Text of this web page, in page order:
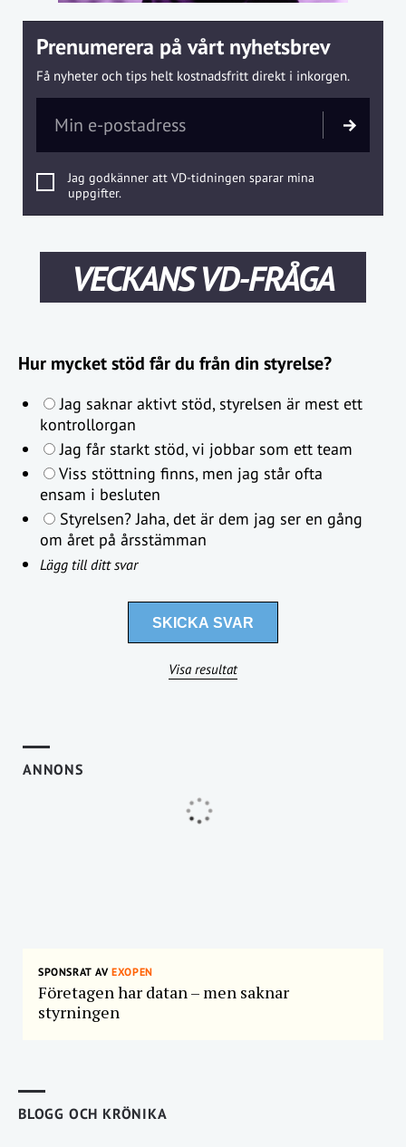
Prenumerera på vårt nyhetsbrev
Få nyheter och tips helt kostnadsfritt direkt i inkorgen.
Jag godkänner att VD-tidningen sparar mina
uppgifter.
VECKANS VD-FRÅGA
Hur mycket stöd får du från din styrelse?
Jag saknar aktivt stöd, styrelsen är mest ett
kontrollorgan
Jag får starkt stöd, vi jobbar som ett team
Viss stöttning finns, men jag står ofta
ensam i besluten
Styrelsen? Jaha, det är dem jag ser en gång
om året på årsstämman
Lägg till ditt svar
Visa resultat
ANNONS
SPONSRAT AVEXOPEN
Företagen har datan – men saknar
styrningen
BLOGG OCH KRÖNIKA